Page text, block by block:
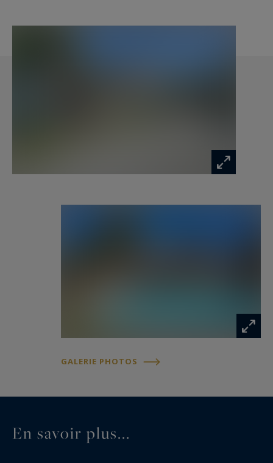
GALERIE PHOTOS
En savoir plus...